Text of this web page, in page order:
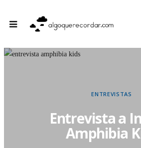
ENTREVISTAS
Entrevista a
Amphibia